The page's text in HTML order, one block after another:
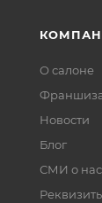
О салоне
Новости
Блог
СМИ о нас